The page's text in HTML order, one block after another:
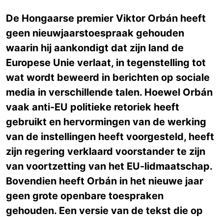
De Hongaarse premier Viktor Orbán heeft
geen nieuwjaarstoespraak gehouden
waarin hij aankondigt dat zijn land de
Europese Unie verlaat, in tegenstelling tot
wat wordt beweerd in berichten op sociale
media in verschillende talen. Hoewel Orbán
vaak anti-EU politieke retoriek heeft
gebruikt en hervormingen van de werking
van de instellingen heeft voorgesteld, heeft
zijn regering verklaard voorstander te zijn
van voortzetting van het EU-lidmaatschap.
Bovendien heeft Orbán in het nieuwe jaar
geen grote openbare toespraken
gehouden. Een versie van de tekst die op